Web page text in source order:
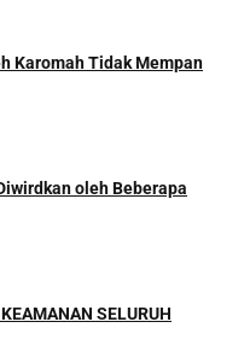
Karomah Tidak Mempan
oleh Beberapa
SELURUH